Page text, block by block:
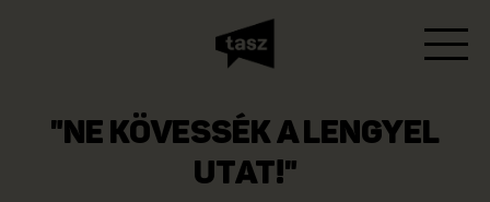
"NE KÖVESSÉK A LENGYEL
UTAT!"